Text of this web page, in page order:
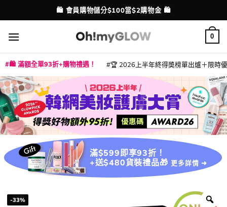
to
content
配送港澳
💳 支援消費券、FPS、八達通、PAYME、信用卡付款
0
🛍️ 滿額全單93折+購物禮遇！ 🏆 2026上半年終得奬榜單出爐＋限時
滿$599即享93折！
+送$480貨裝禮品🎁 更多詳情 ➜
-33%